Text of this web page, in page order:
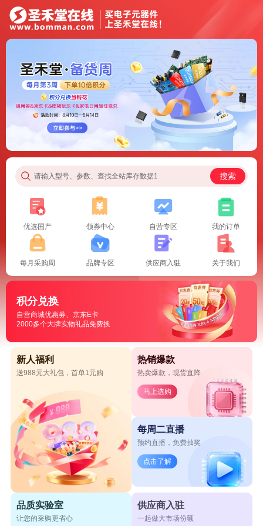
请输入型号、参数、查找全站库存数据1 搜索
优选国产 领券中心 自营专区 我的订单
每月采购周 品牌专区 供应商入驻 关于我们
积分兑换
自营商城优惠券、京东E卡
2000多个大牌实物礼品免费换
新人福利
送988元大礼包，首单1元购
热销爆款
热卖爆款，现货直降
马上选购
每周二直播
预约直播，免费抽奖
点击了解
品质实验室
让您的采购更省心
供应商入驻
一起做大市场份额